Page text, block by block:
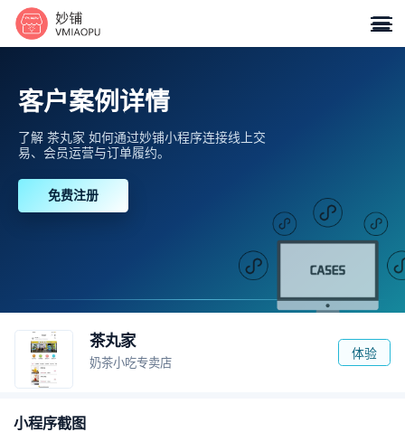

客户案例详情
了解 茶丸家 如何通过妙铺小程序连接线上交
易、会员运营与订单履约。
免费注册
茶丸家
奶茶小吃专卖店
体验
小程序截图